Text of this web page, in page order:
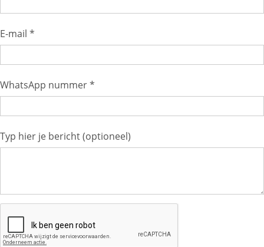
E-mail *
WhatsApp nummer *
Typ hier je bericht (optioneel)